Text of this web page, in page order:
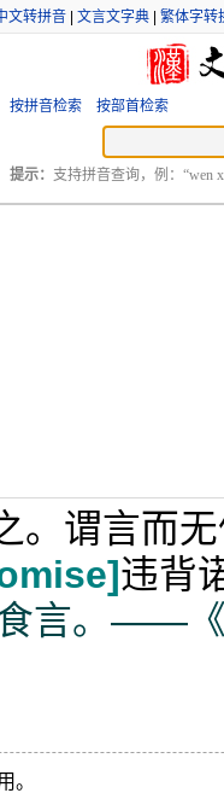
文转拼音 文言文字典 繁体字转
按拼音检索 按部首检索
提示： 支持拼音查询，例：“wen
。谓言而
违背
言。——《
。